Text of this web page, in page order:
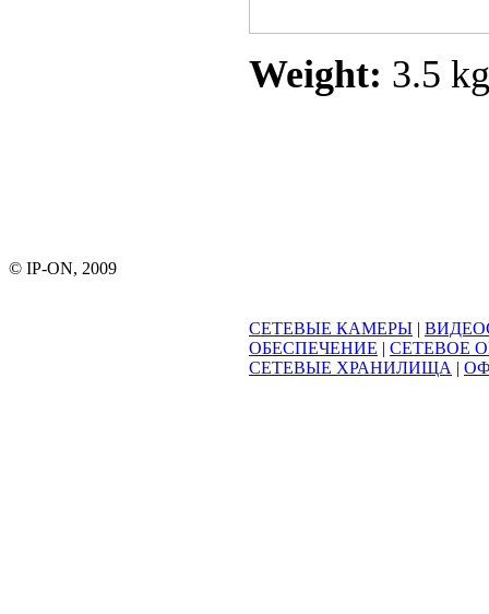
Weight: 3.5
© IP-ON, 2009
СЕТЕВЫЕ КАМЕРЫ |
ОБЕСПЕЧЕНИЕ | СЕТЕВОЕ
СЕТЕВЫЕ ХРАНИЛИЩА |